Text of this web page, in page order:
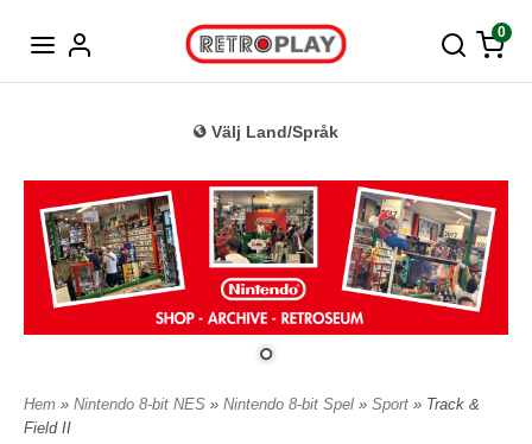
0
Välj Land/Språk
Hem » Nintendo 8-bit NES » Nintendo 8-bit Spel » Sport » Track &
Field II